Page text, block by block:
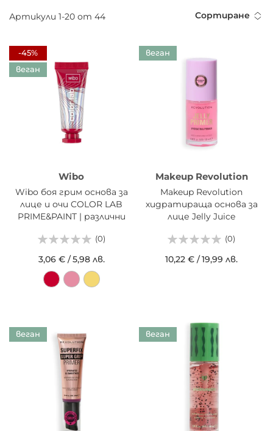
Артикули 1-20 от 44 Сортиране
-45%
веган
Wibo
Wibo боя грим основа за
лице и очи COLOR LAB
PRIME&PAINT | различни
(0)
3,06 €/5,98 лв.
веган
Makeup Revolution
Makeup Revolution
хидратираща основа за
лице Jelly Juice
(0)
10,22 € /19,99 лв.
веган веган